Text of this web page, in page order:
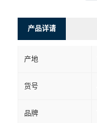
产品详请
产地
货号
品牌